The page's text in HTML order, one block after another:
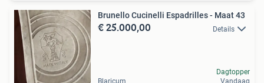
Brunello Cucinelli Espadrilles - Maat 43
€ 25.000,00 Details
Blaricum
Dagtopper
Vandaag